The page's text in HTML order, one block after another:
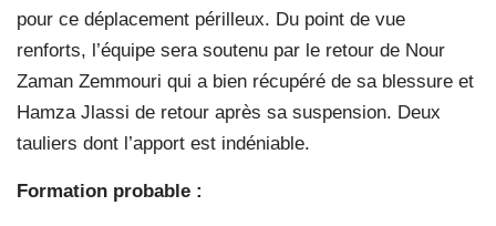
pour ce déplacement périlleux. Du point de vue
renforts, l’équipe sera soutenu par le retour de Nour
Zaman Zemmouri qui a bien récupéré de sa blessure et
Hamza Jlassi de retour après sa suspension. Deux
tauliers dont l’apport est indéniable.
Formation probable :